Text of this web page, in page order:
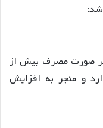
صورت مصرف بیش از
و منجر به افزایش